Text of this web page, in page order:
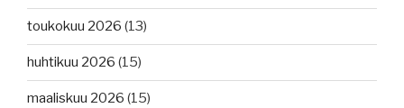
toukokuu 2026 (13)
huhtikuu 2026 (15)
maaliskuu 2026 (15)